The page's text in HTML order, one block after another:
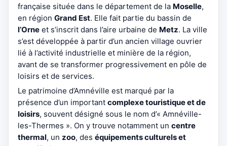
française située dans le département de la Moselle,
en région Grand Est. Elle fait partie du bassin de
l’Orne et s’inscrit dans l’aire urbaine de Metz. La ville
s’est développée à partir d’un ancien village ouvrier
lié à l’activité industrielle et minière de la région,
avant de se transformer progressivement en pôle de
loisirs et de services.
Le patrimoine d’Amnéville est marqué par la
présence d’un important complexe touristique et de
loisirs, souvent désigné sous le nom d’« Amnéville-
les-Thermes ». On y trouve notamment un centre
thermal, un zoo, des équipements culturels et